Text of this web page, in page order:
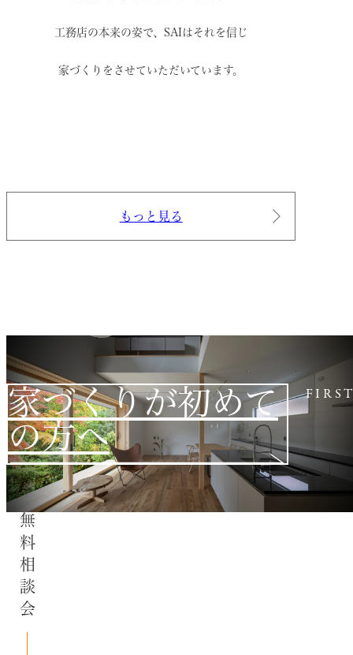
工務店の本来の姿で、 SAIはそれを信じ
家づくりをさせていただいています。
もっと見る
家づくりが初めて
の方へ
無料相談会